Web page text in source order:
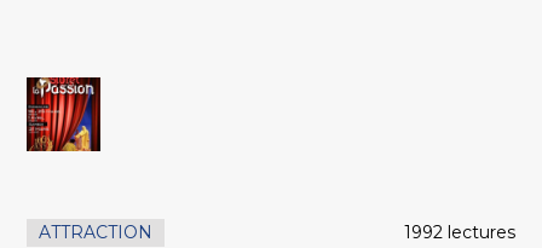
ATTRACTION 1992 lectures